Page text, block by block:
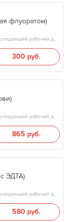
флуоратом)
Продолжительность минут, готовность результатов — на следующий рабочий день, после 15:00
300 руб.
Продолжительность минут, готовность результатов — на следующий рабочий день, после 15:00
865 руб.
ЭДТА)
Продолжительность минут, готовность результатов — на следующий рабочий день, после 17:00
580 руб.